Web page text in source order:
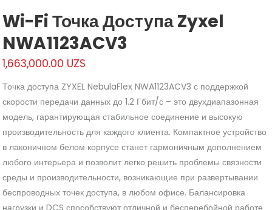
Wi-Fi Точка Доступа Zyxel
NWA1123ACV3
1,663,000.00 UZS
Точка доступа ZYXEL NebulaFlex NWA1123ACV3 с поддержкой
скорости передачи данных до 1.2 Гбит/с – это двухдиапазонная
модель, гарантирующая стабильное соединение и высокую
производительность для каждого клиента. Компактное устройство
в лаконичном белом корпусе станет гармоничным дополнением
любого интерьера и позволит легко решить проблемы связности
среды и производительности, возникающие при развертывании
беспроводных точек доступа, в любом офисе. Балансировка
нагрузки и DCS способствуют отличной и бесперебойной работе